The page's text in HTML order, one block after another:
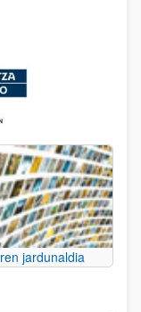
jardunaldia